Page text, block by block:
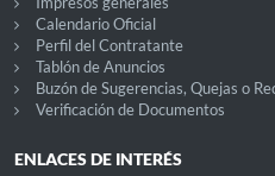
Calendario Oficial
Perfil del Contratante
Tablón de Anuncios
Buzón de Sugerencias, Quejas o
Verificación de Documentos
ENLACES DE INTERÉS